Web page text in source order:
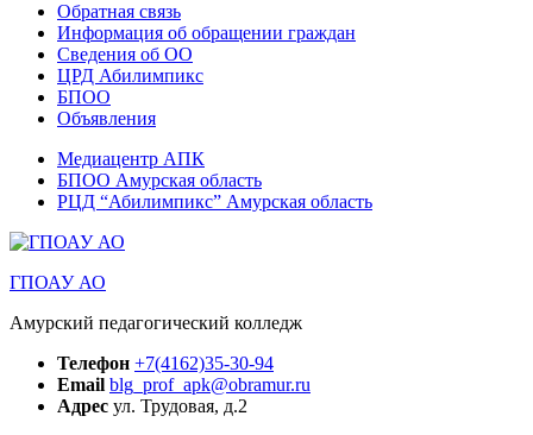
Обратная связь
Информация об обращении граждан
Сведения об ОО
ЦРД Абилимпикс
БПОО
Объявления
Медиацентр АПК
БПОО Амурская область
РЦД “Абилимпикс” Амурская область
ГПОАУ АО
Амурский педагогический колледж
Телефон +7(4162)35-30-94
Email blg_prof_apk@obramur.ru
Адрес ул. Трудовая, д.2